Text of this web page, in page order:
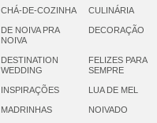
CHÁ-DE-COZINHA CULINÁRIA
DE NOIVA PRA
NOIVA
DECORAÇÃO
DESTINATION
WEDDING
FELIZES PARA
SEMPRE
INSPIRAÇÕES LUA DE MEL
MADRINHAS NOIVADO